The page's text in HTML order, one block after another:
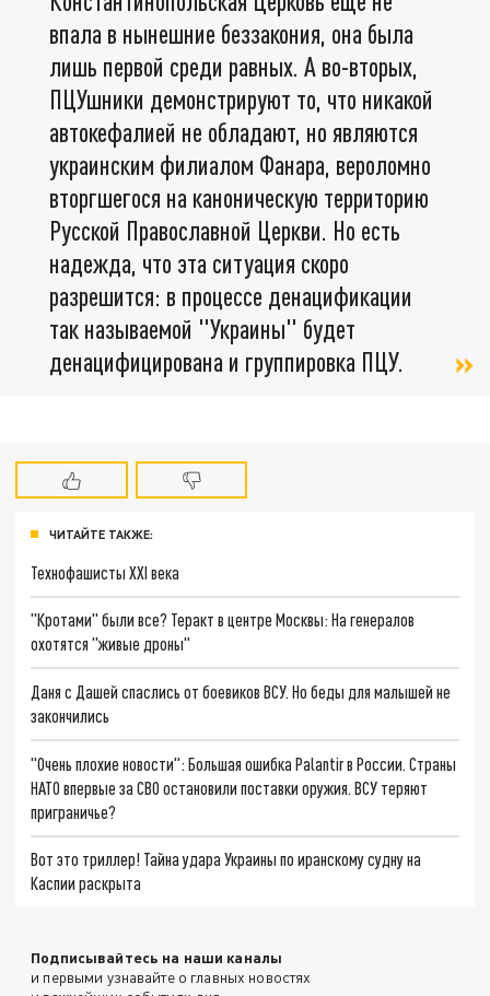
впала в нынешние беззакония, она была
лишь первой среди равных. А во-вторых,
ПЦУшники демонстрируют то, что никакой
автокефалией не обладают, но являются
украинским филиалом Фанара, вероломно
вторгшегося на каноническую территорию
Русской Православной Церкви. Но есть
надежда, что эта ситуация скоро
разрешится: в процессе денацификации
так называемой "Украины" будет
денацифицирована и группировка ПЦУ.
ЧИТАЙТЕ ТАКЖЕ:
Технофашисты XXI века
"Кротами" были все? Теракт в центре Москвы: На генералов
охотятся "живые дроны"
Даня с Дашей спаслись от боевиков ВСУ. Но беды для малышей не
закончились
"Очень плохие новости": Большая ошибка Palantir в России. Страны
НАТО впервые за СВО остановили поставки оружия. ВСУ теряют
приграничье?
Вот это триллер! Тайна удара Украины по иранскому судну на
Каспии раскрыта
Подписывайтесь на наши каналы
и первыми узнавайте о главных новостях